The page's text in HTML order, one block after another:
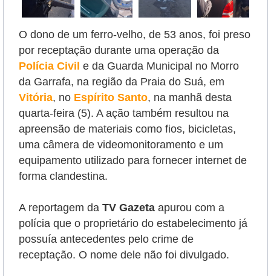
O dono de um ferro-velho, de 53 anos, foi preso
por receptação durante uma operação da
Polícia Civil e da Guarda Municipal no Morro
da Garrafa, na região da Praia do Suá, em
Vitória, no Espírito Santo, na manhã desta
quarta-feira (5). A ação também resultou na
apreensão de materiais como fios, bicicletas,
uma câmera de videomonitoramento e um
equipamento utilizado para fornecer internet de
forma clandestina.
A reportagem da TV Gazeta apurou com a
polícia que o proprietário do estabelecimento já
possuía antecedentes pelo crime de
receptação. O nome dele não foi divulgado.